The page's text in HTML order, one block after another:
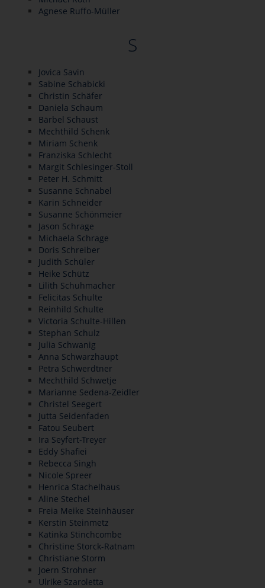
Agnese Ruffo-Müller
S
Jovica Savin
Sabine Schabicki
Christin Schäfer
Daniela Schaum
Bärbel Schaust
Mechthild Schenk
Miriam Schenk
Franziska Schlecht
Margit Schlesinger-Stoll
Peter H. Schmitt
Susanne Schnabel
Karin Schneider
Susanne Schönmeier
Jason Schrage
Michaela Schrage
Doris Schreiber
Judith Schüler
Heike Schütz
Lilith Schuhmacher
Felicitas Schulte
Reinhild Schulte
Victoria Schulte-Hillen
Stephan Schulz
Julia Schwanig
Anna Schwarzhaupt
Petra Schwerdtner
Mechthild Schwetje
Marianne Sedena-Zeidler
Christel Seegert
Jutta Seidenfaden
Fatou Seubert
Ira Seyfert-Treyer
Eddy Shafiei
Rebecca Singh
Nicole Spreer
Henrica Stachelhaus
Aline Stechel
Freia Meike Steinhäuser
Kerstin Steinmetz
Katinka Stinchcombe
Christine Storck-Ratnam
Christiane Storm
Joern Strohner
Ulrike Szaroletta